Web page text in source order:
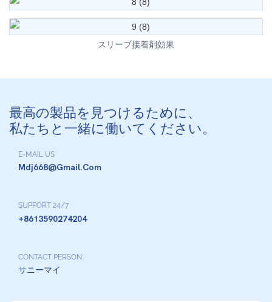
スリーブ接着剤効果
最高の製品を見つけるために、
私たちと一緒に働いてください。
E-MAIL US
Mdj668@gmail.com
SUPPORT 24/7
+8613590274204
CONTACT PERSON:
サニーマイ